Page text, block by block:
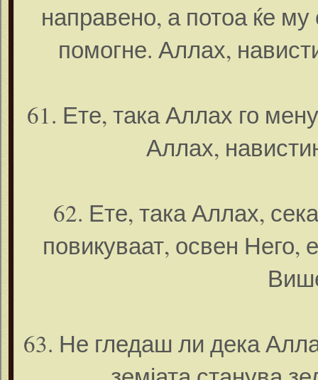
направено, а потоа ќе
помогне. Аллах,
61. Ете, така Аллах го
Аллах,
62. Ете, така Аллах,
повикуваат, освен Него,
63. Не гледаш ли дека